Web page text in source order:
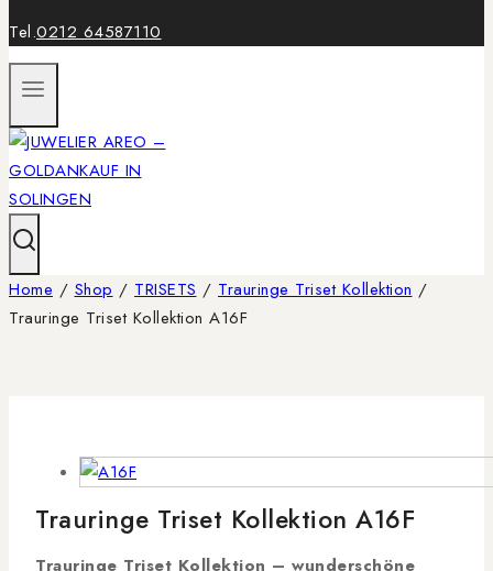
Tel.0212 64587110
Home / Shop / TRISETS / Trauringe Triset Kollektion /
Trauringe Triset Kollektion A16F
Trauringe Triset Kollektion A16F
Trauringe Triset Kollektion – wunderschöne